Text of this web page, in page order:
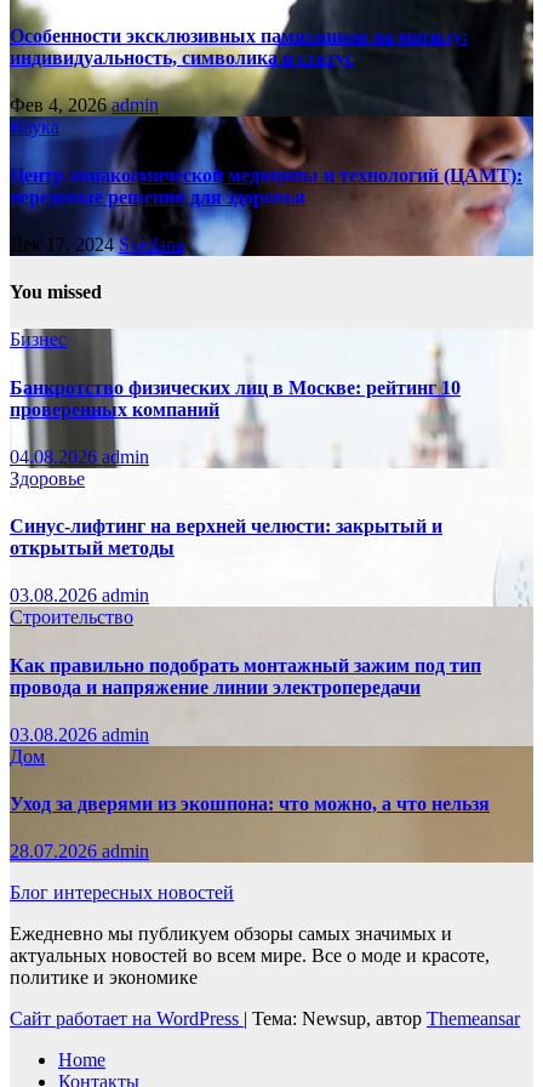
Особенности эксклюзивных памятников на могилу:
индивидуальность, символика и статус
Фев 4, 2026admin
Наука
Центр авиакосмической медицины и технологий (ЦАМТ):
передовые решения для здоровья
Дек 17, 2024Svetlana
You missed
Бизнес
Банкротство физических лиц в Москве: рейтинг 10
проверенных компаний
04.08.2026 admin
Здоровье
Синус-лифтинг на верхней челюсти: закрытый и
открытый методы
03.08.2026 admin
Строительство
Как правильно подобрать монтажный зажим под тип
провода и напряжение линии электропередачи
03.08.2026 admin
Дом
Уход за дверями из экошпона: что можно, а что нельзя
28.07.2026 admin
Блог интересных новостей
Ежедневно мы публикуем обзоры самых значимых и
актуальных новостей во всем мире. Все о моде и красоте,
политике и экономике
Сайт работает на WordPress
Тема: Newsup, автор Themeansar
Home
Контакты